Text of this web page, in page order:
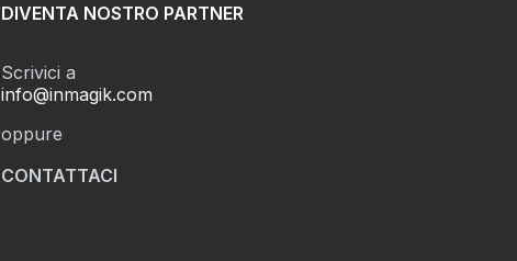
DIVENTA NOSTRO PARTNER
Scrivici a
info@inmagik.com
oppure
CONTATTACI